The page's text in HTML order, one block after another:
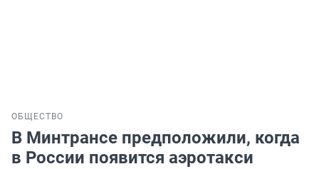
ОБЩЕСТВО
В Минтрансе предположили, когда
в России появится аэротакси